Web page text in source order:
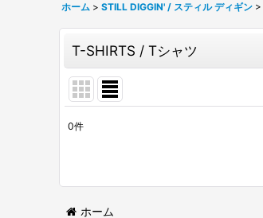
ホーム > STILL DIGGIN' / スティル ディギン >
T-SHIRTS / Tシャツ
並び順
0件
ホーム